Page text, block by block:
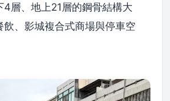
4層、地上21層的鋼骨結構大
飲、影城複合式商場與停車空